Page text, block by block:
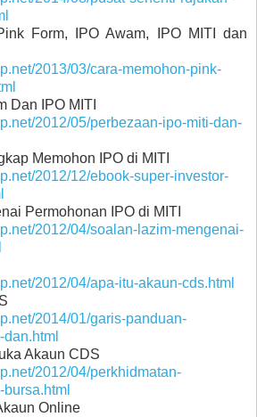
Form, IPO Awam, IPO MITI dan
2013/03/cara-memohon-pink-
Dan IPO MITI
2012/05/perbezaan-ipo-miti-dan-
Memohon IPO di MITI
2012/12/ebook-super-investor-
Permohonan IPO di MITI
2012/04/soalan-lazim-mengenai-
2012/04/apa-itu-akaun-cds.html
2014/01/garis-panduan-
Akaun CDS
2012/04/perkhidmatan-
Online